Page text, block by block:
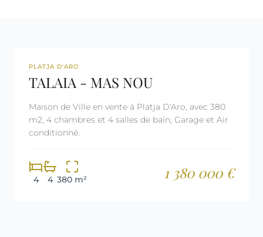
REF: 2126
PLATJA D'ARO
TALAIA - MAS NOU
Maison de Ville en vente á Platja D'Aro, avec 380
m2, 4 chambres et 4 salles de bain, Garage et Air
conditionné.
4 4 380 m² 1 380 000 €